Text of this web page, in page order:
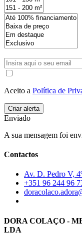
Aceito a Política de
Enviado
A sua mensagem foi
Contactos
Av. D. Pedro V,
+351 96 244 96
DORA COLAÇO -
LDA